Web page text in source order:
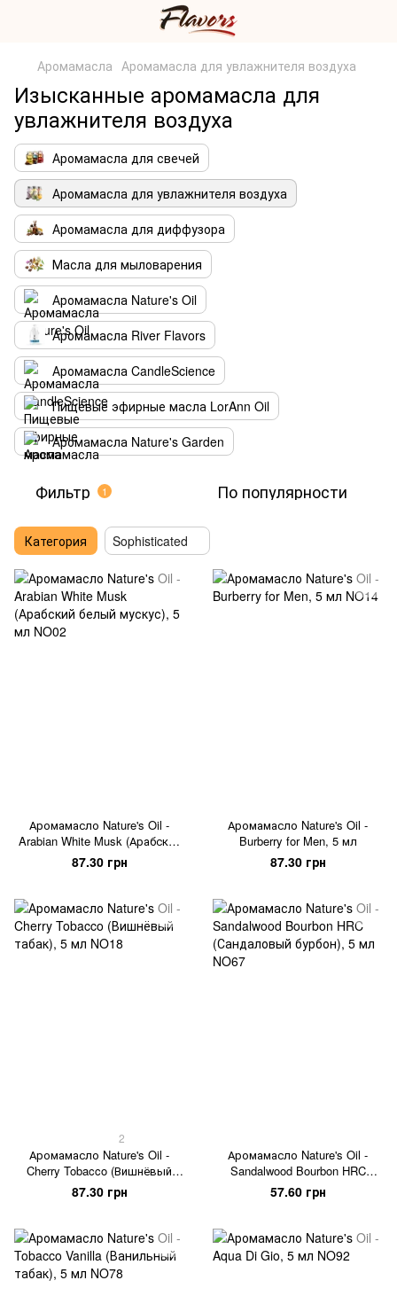
Аромамасла Аромамасла для увлажнителя воздуха
Изысканные аромамасла для
увлажнителя воздуха
Аромамасла для свечей
Аромамасла для увлажнителя воздуха
Аромамасла для диффузора
Масла для мыловарения
Аромамасла Nature's Oil
Аромамасла River Flavors
Аромамасла CandleScience
Пищевые эфирные масла LorAnn Oil
Аромамасла Nature's Garden
Фильтр 1 По популярности
Категория Sophisticated
Аромамасло Nature's Oil -
Arabian White Musk (Арабский
белый мускус), 5 мл
87.30 грн
Аромамасло Nature's Oil -
Burberry for Men, 5 мл
87.30 грн
2
Аромамасло Nature's Oil -
Cherry Tobacco (Вишнёвый
табак), 5 мл
87.30 грн
Аромамасло Nature's Oil -
Sandalwood Bourbon HRC
(Сандаловый бурбон), 5 мл
57.60 грн